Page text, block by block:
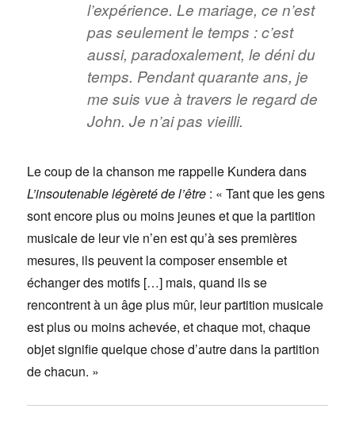
l’expérience. Le mariage, ce n’est
pas seulement le temps : c’est
aussi, paradoxalement, le déni du
temps. Pendant quarante ans, je
me suis vue à travers le regard de
John. Je n’ai pas vieilli.
Le coup de la chanson me rappelle Kundera dans
L’insoutenable légèreté de l’être : « Tant que les gens
sont encore plus ou moins jeunes et que la partition
musicale de leur vie n’en est qu’à ses premières
mesures, ils peuvent la composer ensemble et
échanger des motifs […] mais, quand ils se
rencontrent à un âge plus mûr, leur partition musicale
est plus ou moins achevée, et chaque mot, chaque
objet signifie quelque chose d’autre dans la partition
de chacun. »